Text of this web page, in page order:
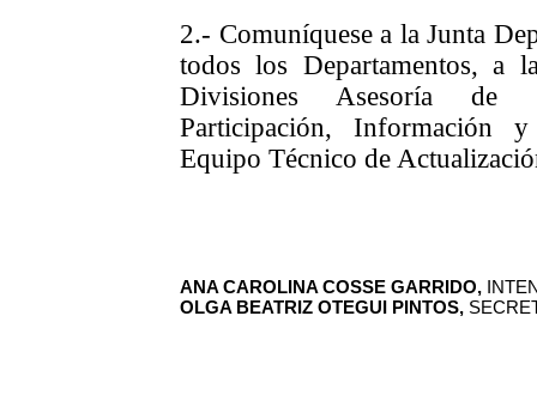
2.- Comuníquese a la Junta
todos los Departamentos, a
Divisiones Asesoría de
Participación, Información
Equipo Técnico de
ANA CAROLINA COSSE GARRIDO,
OLGA BEATRIZ OTEGUI PINTOS,